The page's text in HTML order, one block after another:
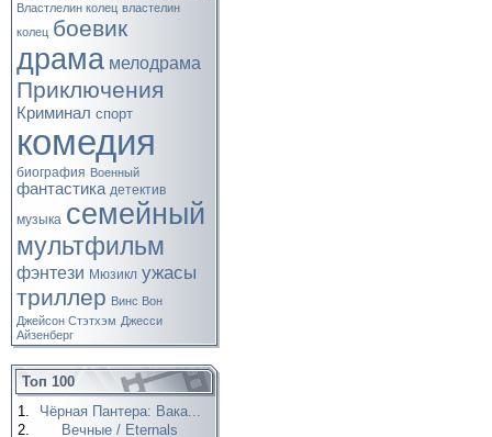
Властлелин колец властелин
колец боевик
драма мелодрама
Приключения
Криминал спорт
комедия
биография Военный
фантастика детектив
музыка семейный
мультфильм
фэнтези Мюзикл ужасы
триллер Винс Вон
Джейсон Стэтхэм Джесси
Айзенберг
Топ 100
1.
Чёрная Пантера: Вака...
2.
Вечные / Eternals